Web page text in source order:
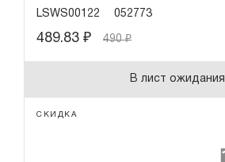
LSWS00122 052773
489.83 ₽ 490₽
В лист ожидания
СКИДКА